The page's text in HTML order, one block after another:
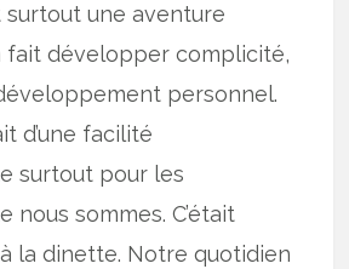
surtout une aventure
fait développer complicité,
personnel.
d’une facilité
surtout pour les
nous sommes. C’était
la dinette. Notre quotidien